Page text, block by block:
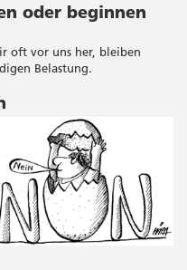
oder beginnen
oft vor uns her, bleiben
Belastung.